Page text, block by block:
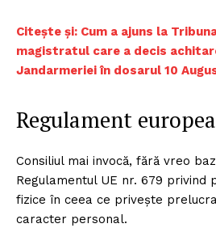
Citește și: Cum a ajuns la
magistratul care a decis
Jandarmeriei în dosarul 10
Regulament
Consiliul mai invocă, fără vreo
Regulamentul UE nr. 679
fizice în ceea ce privește
caracter personal.